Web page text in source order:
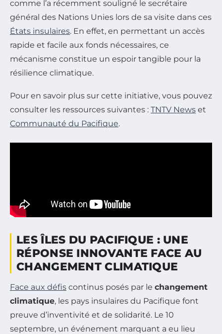
comme l’a récemment souligné le secrétaire
général des Nations Unies lors de sa visite dans ces
États insulaires. En effet, en permettant un accès
rapide et facile aux fonds nécessaires, ce
mécanisme constitue un espoir tangible pour la
résilience climatique.
Pour en savoir plus sur cette initiative, vous pouvez
consulter les ressources suivantes : TNTV News et
Communauté du Pacifique.
LES ÎLES DU PACIFIQUE : UNE
RÉPONSE INNOVANTE FACE AU
CHANGEMENT CLIMATIQUE
Face aux défis continus posés par le changement
climatique, les pays insulaires du Pacifique font
preuve d’inventivité et de solidarité. Le 10
septembre, un événement marquant a eu lieu